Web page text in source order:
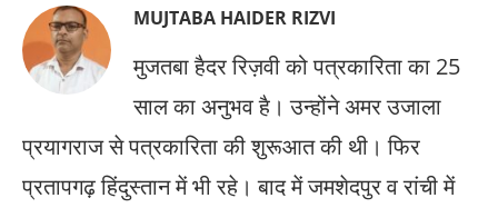
MUJTABA HAIDER RIZVI
मुजतबा हैदर रिज़वी को पत्रकारिता का 25
साल का अनुभव है। उन्होंने अमर उजाला
प्रयागराज से पत्रकारिता की शुरूआत की थी। फिर
प्रतापगढ़ हिंदुस्तान में भी रहे। बाद में जमशेदपुर व रांची में